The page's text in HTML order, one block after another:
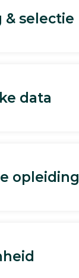
& selectie
data
opleiding